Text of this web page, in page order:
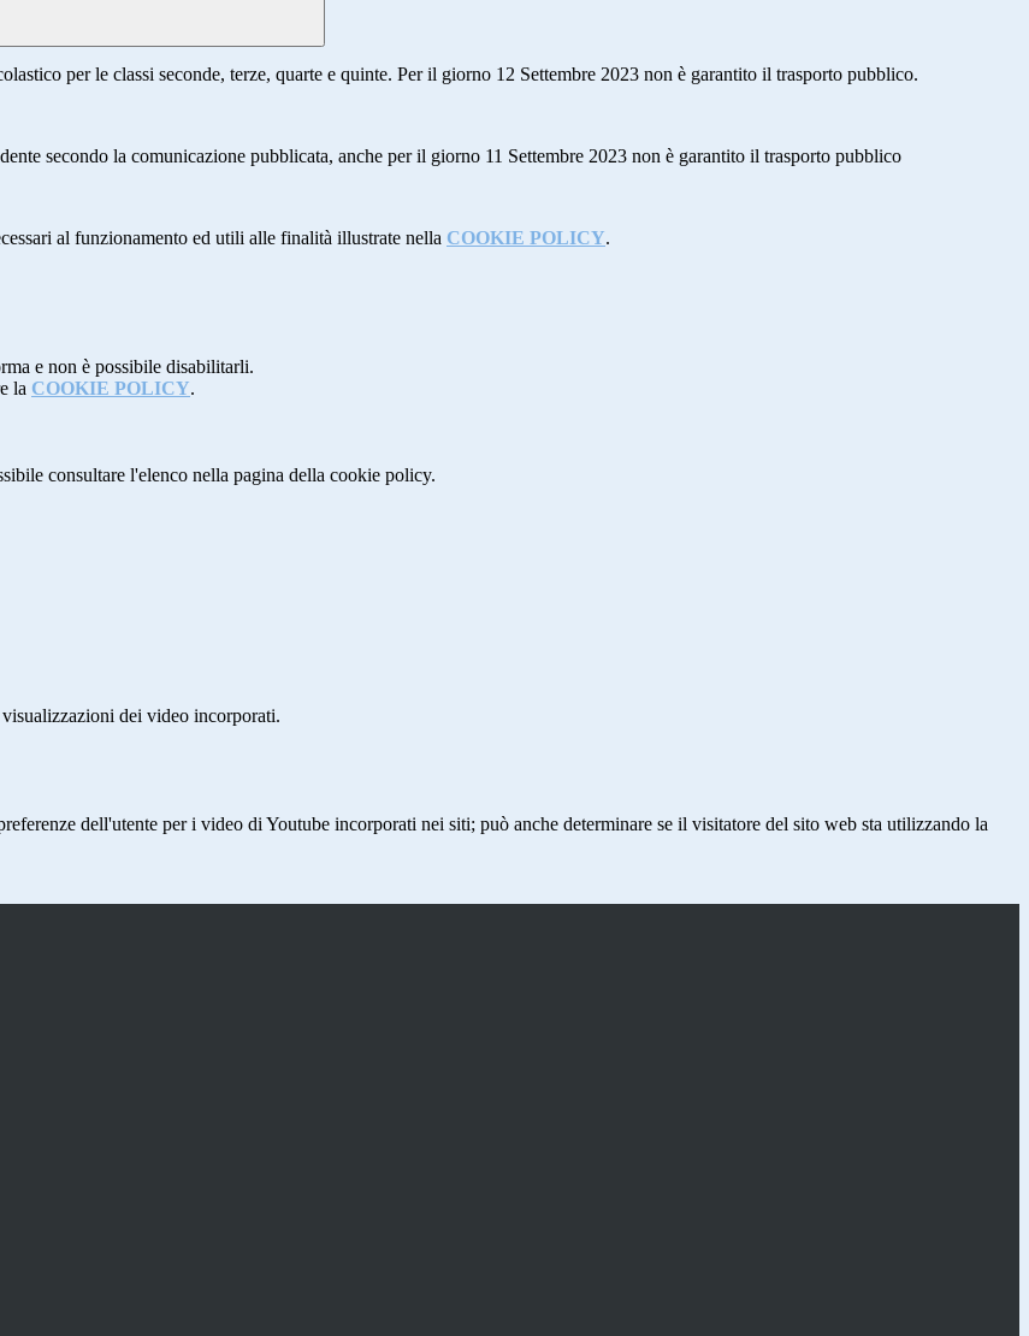
per le classi seconde, terze, quarte e quinte. Per il giorno 12 Settembre 2023 non è garantito il trasporto pubblico.
secondo la comunicazione pubblicata, anche per il giorno 11 Settembre 2023 non è garantito il trasporto pubblico
al funzionamento ed utili alle finalità illustrate nella COOKIE POLICY.
e non è possibile disabilitarli.
la COOKIE POLICY.
consultare l'elenco nella pagina della cookie policy.
dei video incorporati.
dell'utente per i video di Youtube incorporati nei siti; può anche determinare se il visitatore del sito web sta utilizzando la